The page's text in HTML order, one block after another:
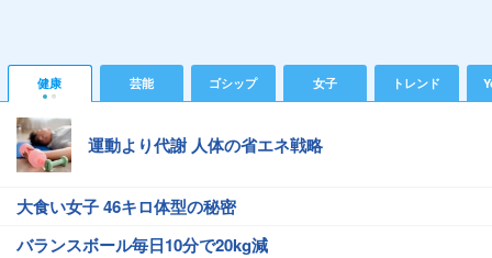
健康 芸能 ゴシップ 女子 トレンド
運動より代謝 人体の省エネ戦略
大食い女子 46キロ体型の秘密
バランスボール毎日10分で20kg減